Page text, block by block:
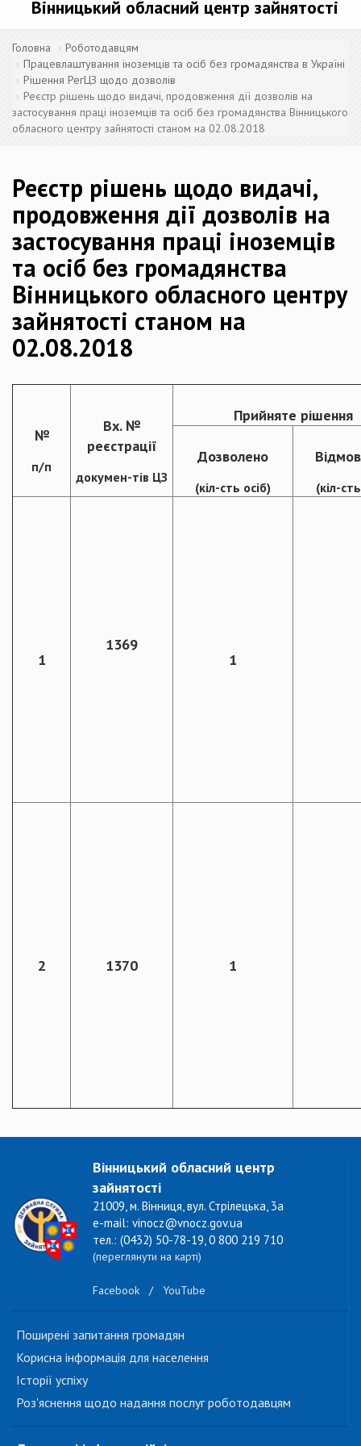
Вінницький обласний центр зайнятості
Головна
Роботодавцям
Працевлаштування іноземців та осіб без громадянства в Україні
Рішення РегЦЗ щодо дозволів
Реєстр рішень щодо видачі, продовження дії дозволів на
застосування праці іноземців та осіб без громадянства Вінницького
обласного центру зайнятості станом на 02.08.2018
Реєстр рішень щодо видачі,
продовження дії дозволів на
застосування праці іноземців
та осіб без громадянства
Вінницького обласного центру
зайнятості станом на
02.08.2018
№
п/п
Вх. №
реєстрації
докумен-тів ЦЗ
Прийняте рішення
Дозволено
(кіл-сть осіб) (кіл-
1
1369
1
2 1370 1
Вінницький обласний центр
зайнятості
21009, м. Вінниця, вул. Стрілецька, 3а
e-mail: vinocz@vnocz.gov.ua
тел.: (0432) 50-78-19, 0 800 219 710
(переглянути на карті)
Facebook / YouTube
Поширені запитання громадян
Корисна інформація для населення
Історії успіху
Роз'яснення щодо надання послуг роботодавцям